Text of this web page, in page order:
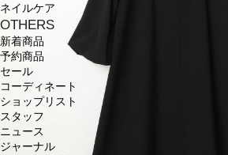
ネイルケア
OTHERS
新着商品
予約商品
セール
コーディネート
ショップリスト
スタッフ
ニュース
ジャーナル